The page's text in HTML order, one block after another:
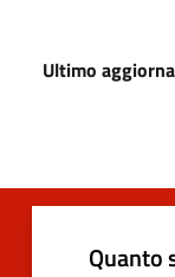
Ultimo
Quanto